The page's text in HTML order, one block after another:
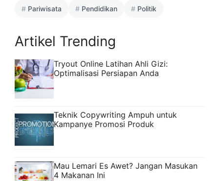
Pariwisata Pendidikan Politik
Artikel Trending
Tryout Online Latihan Ahli Gizi:
Optimalisasi Persiapan Anda
Teknik Copywriting Ampuh untuk
Kampanye Promosi Produk
Mau Lemari Es Awet? Jangan Masukan
4 Makanan Ini